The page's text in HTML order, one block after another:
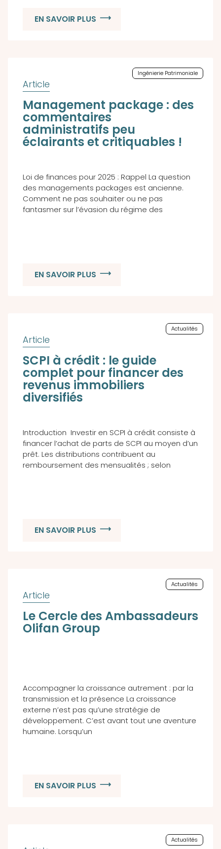
EN SAVOIR PLUS
Ingénierie Patrimoniale
Management package : des
commentaires
administratifs peu
éclairants et critiquables !
Loi de finances pour 2025 : Rappel La question
des managements packages est ancienne.
Comment ne pas souhaiter ou ne pas
fantasmer sur l’évasion du régime des
EN SAVOIR PLUS
Actualités
SCPI à crédit : le guide
complet pour financer des
revenus immobiliers
diversifiés
Introduction Investir en SCPI à crédit consiste à
financer l’achat de parts de SCPI au moyen d’un
prêt. Les distributions contribuent au
remboursement des mensualités ; selon
EN SAVOIR PLUS
Actualités
Le Cercle des Ambassadeurs
Olifan Group
Accompagner la croissance autrement : par la
transmission et la présence La croissance
externe n’est pas qu’une stratégie de
développement. C’est avant tout une aventure
humaine. Lorsqu’un
EN SAVOIR PLUS
Actualités